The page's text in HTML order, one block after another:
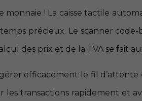
! La caisse tactile
précieux. Le scanner code-
des prix et de la TVA se fait
efficacement le fil
transactions rapidement et